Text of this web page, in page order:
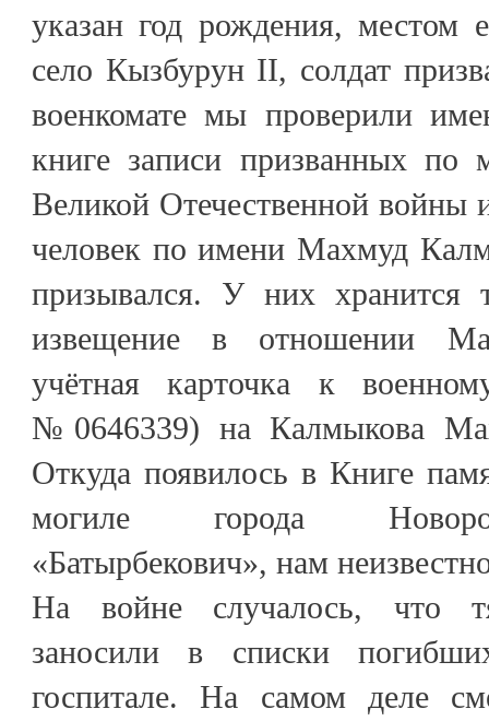
указан год рождения, местом
село Кызбурун II, солдат
военкомате мы проверили
книге записи призванных по
Великой Отечественной войны
человек по имени Махмуд
призывался. У них хранится
извещение в отношении
учётная карточка к
№0646339) на Калмыкова
Откуда появилось в Книге
могиле города
«Батырбекович», нам
На войне случалось, что
заносили в списки
госпитале. На самом деле